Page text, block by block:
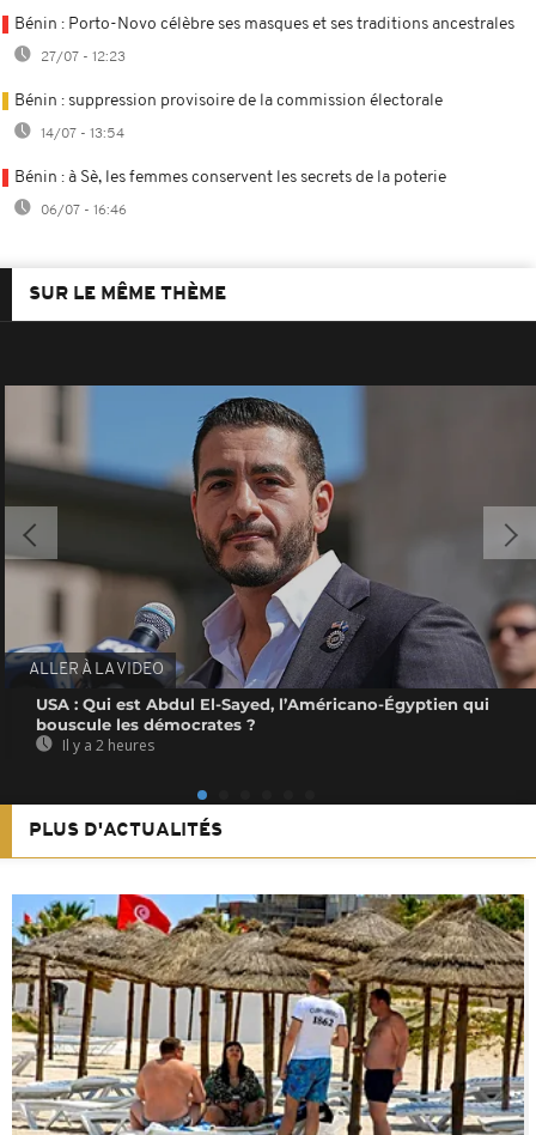
Bénin : Porto-Novo célèbre ses masques et ses traditions ancestrales
27/07 - 12:23
Bénin : suppression provisoire de la commission électorale
14/07 - 13:54
Bénin : à Sè, les femmes conservent les secrets de la poterie
06/07 - 16:46
SUR LE MÊME THÈME
ALLER À LA VIDEO
USA : Qui est Abdul El-Sayed, l’Américano-Égyptien qui
bouscule les démocrates ?
Il y a 2 heures
PLUS D'ACTUALITÉS